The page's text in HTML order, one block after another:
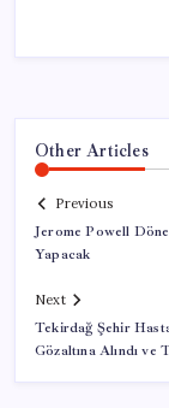
Other Articles
Previous
Jerome Powell
Yapacak
Next
Tekirdağ Şehir
Gözaltına Alındı ve